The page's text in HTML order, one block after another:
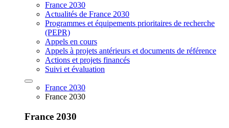
France 2030
Actualités de France 2030
Programmes et équipements prioritaires de recherche
(PEPR)
Appels en cours
Appels à projets antérieurs et documents de référence
Actions et projets financés
Suivi et évaluation
France 2030
France 2030
France 2030